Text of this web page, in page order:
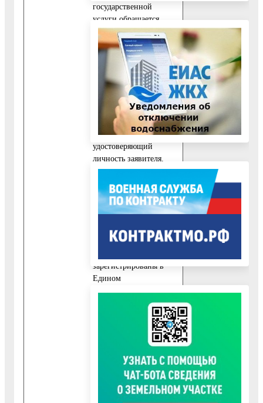
государственной
услуги обращается
наниматель помещения
по договору
социального найма:
10.3.1. Заявление,
подписанное
непосредственно самим
заявителем.
10.3.2. Документ,
удостоверяющий
личность заявителя.
Правоустанавливающие
документы на
переустраиваемое и
(или) перепланируемое
жилое помещение,
зарегистрированы в
Едином
имущество и сделок с
Подготовленный и
оформленный в
порядке,